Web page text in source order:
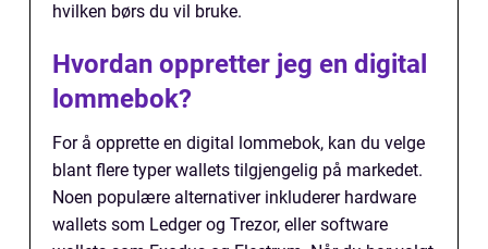
hvilken børs du vil bruke.
Hvordan oppretter jeg en digital
lommebok?
For å opprette en digital lommebok, kan du velge
blant flere typer wallets tilgjengelig på markedet.
Noen populære alternativer inkluderer hardware
wallets som Ledger og Trezor, eller software